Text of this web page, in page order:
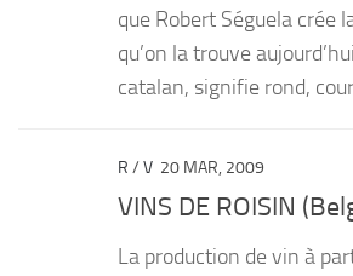
que Robert Séguela crée
qu’on la trouve
catalan, signifie rond,
R /V 20 MAR, 2009
VINS DE ROISIN
La production de vin à